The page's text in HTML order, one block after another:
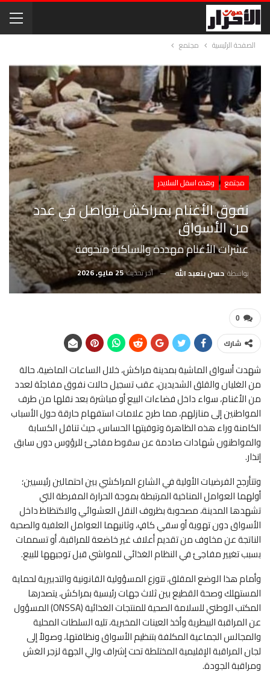
الصفحة الرئيسية مجتمع
مجتمع وهذه اسفل السلايدر
نفوق الأغنام بمراكش يتواصل في عدد
من الأسواق
عشرات الأغنام مهددة والساكنة متخوفة
بواسطةحسن بنعبد الله آخر تحديث25 مايو, 2026
0
شارك
شهدت أسواق الماشية بمدينة مراكش، خلال الساعات الماضية، حالة
من الغليان والقلق الشديدين، عقب تسجيل حالات نفوق مفاجئة لعدد
من الأغنام، سواء داخل فضاءات البيع أو مباشرة بعد نقلها من طرف
المواطنين إلى منازلهم، مما طرح علامات استفهام حارقة حول الأسباب
الكامنة وراء هذه الظاهرة وتوقيتها الحساس، حيث تناقل الكسابة
والمواطنون شهادات صادمة عن سقوط مفاجئ للرؤوس دون سابق
إنذار.
وتتأرجح الفرضيات الأولية في الشارع المراكشي بين احتمالين رئيسيين؛
أولهما العوامل المناخية المرتبطة بموجة الحرارة المفرطة التي
تشهدها المدينة، مصحوبة بظروف النقل العشوائي والاكتظاظ داخل
الأسواق دون تهوية أو سقي كافٍ، وثانيهما العوامل العلفية والصحية
الناتجة عن مخاوف من تقديم أعلاف غير خاضعة للمراقبة، أو تسممات
بسبب تغيير مفاجئ في النظام الغذائي للمواشي قبل توجيهها للبيع.
وأمام هذا الوضع المقلق، تتوزع المسؤولية القانونية والتدبيرية لحماية
المستهلك وصحة القطيع بين ثلاث جهات رئيسية بمراكش، يتصدرها
المكتب الوطني للسلامة الصحية للمنتجات الغذائية (ONSSA) المسؤول
عن المراقبة البيطرية وأخذ العينات المخبرية، تليه السلطات المحلية
والمجالس الجماعية المكلفة بتنظيم الأسواق ونظافتها، وصولاً إلى
لجان المراقبة الإقليمية المختلطة تحت إشراف والي الجهة لزجر الغش
ومراقبة الجودة.